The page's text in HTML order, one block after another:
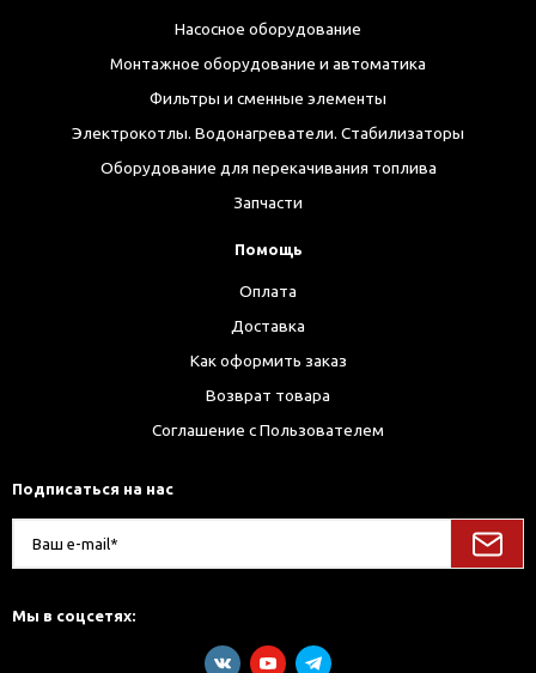
Насосное оборудование
Монтажное оборудование и автоматика
Фильтры и сменные элементы
Электрокотлы. Водонагреватели. Стабилизаторы
Оборудование для перекачивания топлива
Запчасти
Помощь
Оплата
Доставка
Как оформить заказ
Возврат товара
Соглашение с Пользователем
Подписаться на нас
Мы в соцсетях: